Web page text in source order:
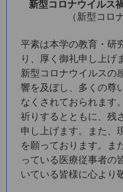
新型コロナウイルス
（新型コロ
平素は本学の教育・研
り、厚く御礼申し上げ
新型コロナウイルスの
響を及ぼし、多くの尊
なくされておられます
祈りするとともに、残
申し上げます。また、
を願っております。ま
っている医療従事者の
いている皆様に心より